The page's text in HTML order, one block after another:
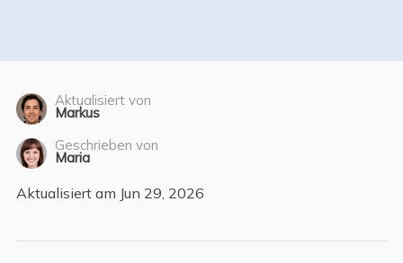
Aktualisiert von
Markus
Geschrieben von
Maria
Aktualisiert am Jun 29, 2026